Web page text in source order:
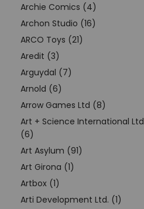
Archie Comics (4)
Archon Studio (16)
ARCO Toys (21)
Aredit (3)
Arguydal (7)
Arnold (6)
Arrow Games Ltd (8)
Art + Science International Ltd
(6)
Art Asylum (91)
Art Girona (1)
Artbox (1)
Arti Development Ltd. (1)